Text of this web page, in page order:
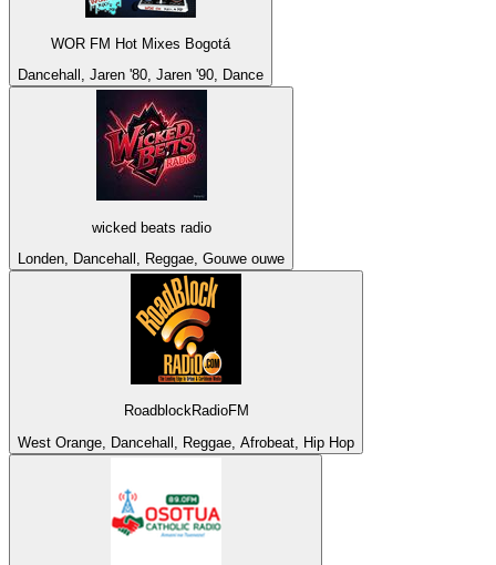
WOR FM Hot Mixes Bogotá
Dancehall, Jaren '80, Jaren '90, Dance
wicked beats radio
Londen, Dancehall, Reggae, Gouwe ouwe
RoadblockRadioFM
West Orange, Dancehall, Reggae, Afrobeat, Hip Hop